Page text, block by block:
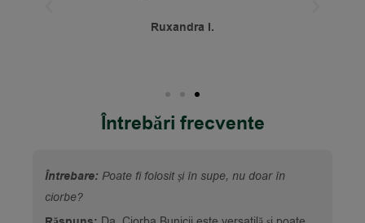
Ruxandra I.
Întrebări frecvente
Întrebare: Poate fi folosit și în supe, nu doar în
ciorbe?